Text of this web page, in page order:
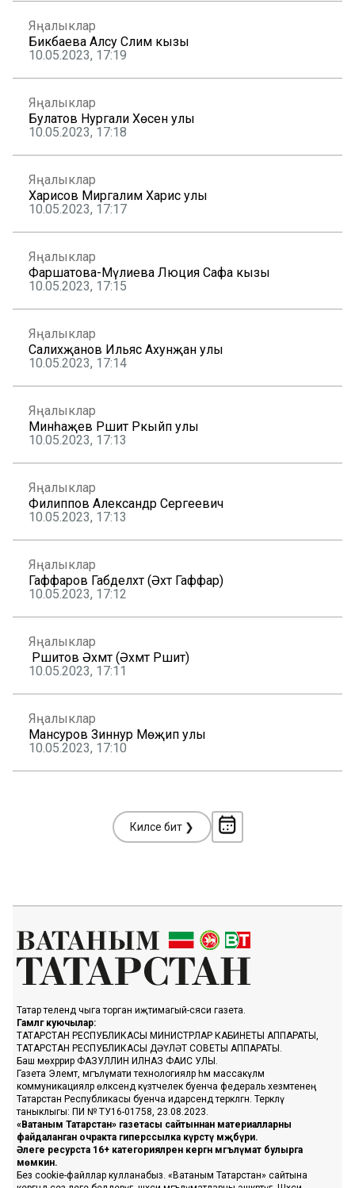
Яңалыклар
Бикбаева Алсу Сәлим кызы
10.05.2023, 17:19
Яңалыклар
Булатов Нургали Хөсәен улы
10.05.2023, 17:18
Яңалыклар
Харисов Миргалим Харис улы
10.05.2023, 17:17
Яңалыклар
Фаршатова-Мәүлиева Люция Сафа кызы
10.05.2023, 17:15
Яңалыклар
Салихҗанов Ильяс Ахунҗан улы
10.05.2023, 17:14
Яңалыклар
Минһаҗев Рәшит Рәкыйп улы
10.05.2023, 17:13
Яңалыклар
Филиппов Александр Сергеевич
10.05.2023, 17:13
Яңалыклар
Гаффаров Габделәхәт (Әхәт Гаффар)
10.05.2023, 17:12
Яңалыклар
Рәшитов Әхмәт (Әхмәт Рәшит)
10.05.2023, 17:11
Яңалыклар
Мансуров Зиннур Мөҗип улы
10.05.2023, 17:10
Киләсе бит ❯
Татар телендә чыга торган иҗтимагый-сәяси газета.
Гамәлгә куючылар:
ТАТАРСТАН РЕСПУБЛИКАСЫ МИНИСТРЛАР КАБИНЕТЫ АППАРАТЫ,
ТАТАРСТАН РЕСПУБЛИКАСЫ ДӘҮЛӘТ СОВЕТЫ АППАРАТЫ.
Баш мөхәррир ФАЗУЛЛИН ИЛНАЗ ФАИС УЛЫ.
Газета Элемтә, мәгълүмати технологияләр һәм массакүләм
коммуникацияләр өлкәсендә күзәтчелек буенча федераль хезмәтенең
Татарстан Республикасы буенча идарәсендә теркәлгән. Теркәлү
таныклыгы: ПИ № ТУ16-01758, 23.08.2023.
«Ватаным Татарстан» газетасы сайтыннан материалларны
файдаланган очракта гиперссылка күрсәтү мәҗбүри.
Әлеге ресурста 16+ категорияләренә кергән мәгълүмат булырга
мөмкин.
Без cookie-файллар кулланабыз. «Ватаным Татарстан» сайтына